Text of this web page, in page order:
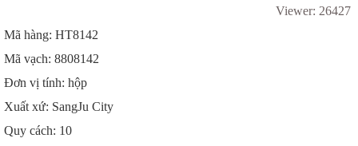
Viewer: 26427
Mã hàng: HT8142
Mã vạch: 8808142
Đơn vị tính: hộp
Xuất xứ: SangJu City
Quy cách: 10